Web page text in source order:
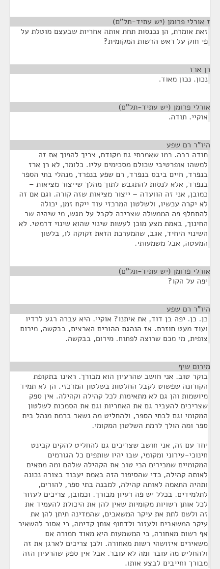
ז אורלי פרומן (יש עתיד-תל"ם)
זאת אומרת, הן נכנסות תחת אותה אחריות שבעצם מוטלת על
פי חוק על ראש הרשות המקומית?
רן ארז
נכון. נכון מאוד.
אורלי פרומן (יש עתיד-תל"ם)
אוקיי. תודה.
היו"ר רם שפע
תודה רבה. כמו שאמרתי גם מקודם, צריך להפוך את זה
למשהו אופרטיבי שכולם מסכימים עליו. כלומר, לא רן ארז
בנפרד, חיים ביבס בנפרד, רם שפע בנפרד, מנהלי בתי הספר
בנפרד, אלא לנסות להתגבש לתוך מהלך שייצור מציאות –
כמובן, אני זה הוועדה – ייצור מציאות שזה קורה. וגם אם זה
לא יקרה עכשיו, ולשלטון המרכזי עוד ייקח זמן, יכולה
להתחלף פה הממשלה שצריכה לקבל על מגש, מי שיהיה שר
החינוך, באמת מצע מוכן לעשות שינוי שהוא שינוי דרמטי. לא
השינוי היחיד, אגב, שהמערכת הזאת זקוקה לו, בלשון
המעטה, אבל משמעותי.
אורלי פרומן (יש עתיד-תל"ם)
יפה על הקו?
היו"ר רם שפע
כן. כן. יפה בן דוד, את איתנו? אוקיי. היא עברה רגע לרדיו
ועוד מעט חוזרת. אז הנהגת ההורים הארצית, בבקשה, מירום
צופית, מי מכם שרוצה לפתוח. מירום, בבקשה.
מירום שיף
בוקר טוב. אני חושב שהרעיון הוא מבורך. ראינו בתקופת
הקורונה שפשוט לקבל החלטות בשלטון המרכזי. הן לא תמיד
מיושמות והן גם לא מתאימות לכל קהילה וקהילה. אין ספק
שצריכים להעביר גם את האחריות וגם את הסמכות לשלטון
המקומי וגם לבתי הספר, ולהחליט מה נשאר ברמת מנהל בית
ספר ומה הולך לרמת השלטון המקומי.
יחד עם זה, אני חושב שצריכים גם להחליט להקים קבינט
חינוכי-עירוני ומקומי, שבו יהיו שותפים כל הגורמים
המקומיים שמכירים הכי טוב את הקהילה שלהם ומה מתאים
לאותה קהילה, כדי שהסיפור הזה באמת יעבוד בצורה נכונה
ותהיה התאמה לאותה קהילה, למבנה בתי ספר, להורים,
לתלמידים. בכלל יש פה רעיון מבורך. וכמובן, צריכים לעזור
לכל אותן רשויות מקומיות שאין להן את היכולת להעמיד את
זה ולשם לתת את עיקר המשאבים, שהמדינה תיתן להן את
עיקר המשאבים ולעזור ולדחוף אותן קדימה, כי אסור להשאיר
אף רשות מאחורה, כי המשמעות היא מאוד חמורה אם
משאירים איזושהי רשות מאחורה. ולכן צריכים לארגן את זה
ולהחליט מה עובר ומה לא עובר. אבל אין ספק שהרעיון הזה
מבורך וחייבים לבצע אותו.